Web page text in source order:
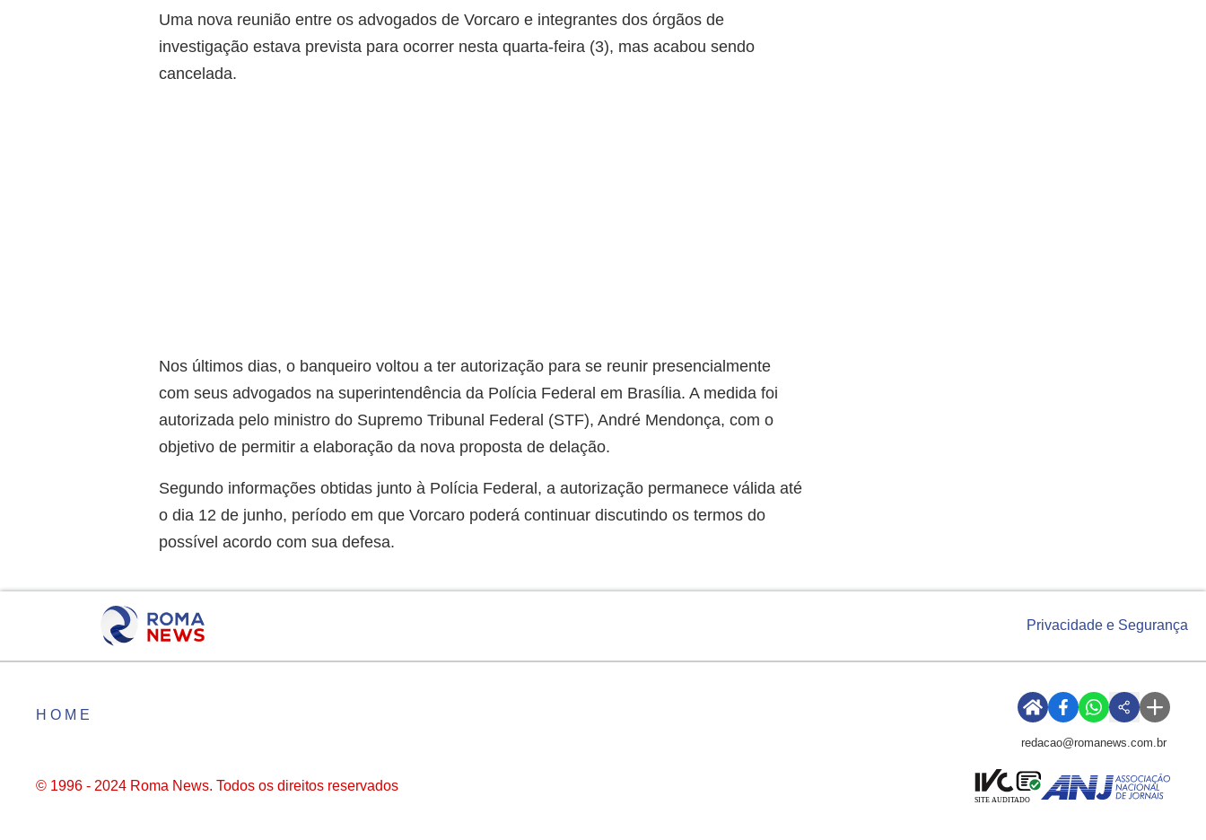
Uma nova reunião entre os advogados de Vorcaro e integrantes dos órgãos de
investigação estava prevista para ocorrer nesta quarta-feira (3), mas acabou sendo
cancelada.
Nos últimos dias, o banqueiro voltou a ter autorização para se reunir presencialmente
com seus advogados na superintendência da Polícia Federal em Brasília. A medida foi
autorizada pelo ministro do Supremo Tribunal Federal (STF), André Mendonça, com o
objetivo de permitir a elaboração da nova proposta de delação.
Segundo informações obtidas junto à Polícia Federal, a autorização permanece válida até
o dia 12 de junho, período em que Vorcaro poderá continuar discutindo os termos do
possível acordo com sua defesa.
Privacidade e Segurança
HOME
redacao@romanews.com.br
© 1996 - 2024 Roma News. Todos os direitos reservados
SITE AUDITADO